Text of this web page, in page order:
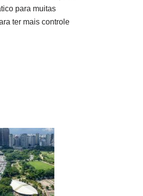
para muitas
ter mais controle